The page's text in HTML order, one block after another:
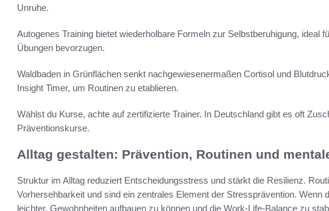
Unruhe.
Autogenes Training bietet wiederholbare Formeln zur Selbstberuhigung, ideal
Übungen bevorzugen.
Waldbaden in Grünflächen senkt nachgewiesenermaßen Cortisol und
Insight Timer, um Routinen zu etablieren.
Wählst du Kurse, achte auf zertifizierte Trainer. In Deutschland gibt es oft
Präventionskurse.
Alltag gestalten: Prävention, Routinen und
Struktur im Alltag reduziert Entscheidungsstress und stärkt die Resilienz.
Vorhersehbarkeit und sind ein zentrales Element der Stressprävention. Wenn
leichter, Gewohnheiten aufbauen zu können und die Work-Life-Balance zu